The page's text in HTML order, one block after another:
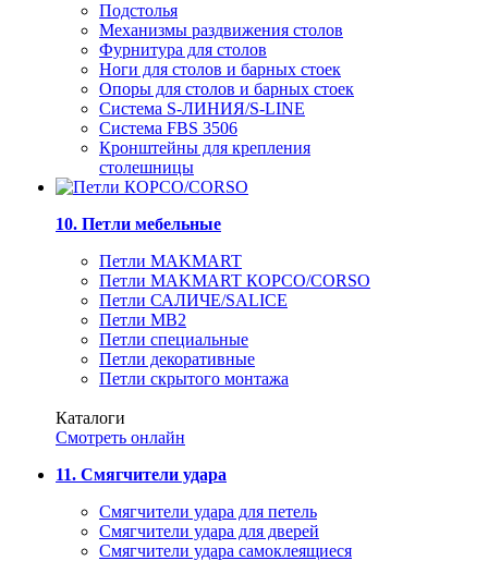
Подстолья
Механизмы раздвижения столов
Фурнитура для столов
Ноги для столов и барных стоек
Опоры для столов и барных стоек
Система S-ЛИНИЯ/S-LINE
Система FBS 3506
Кронштейны для крепления
столешницы
10. Петли мебельные
Петли MAKMART
Петли MAKMART КОРСО/CORSO
Петли САЛИЧЕ/SALICE
Петли MB2
Петли специальные
Петли декоративные
Петли скрытого монтажа
Каталоги
Смотреть онлайн
11. Смягчители удара
Смягчители удара для петель
Смягчители удара для дверей
Cмягчители удара самоклеящиеся